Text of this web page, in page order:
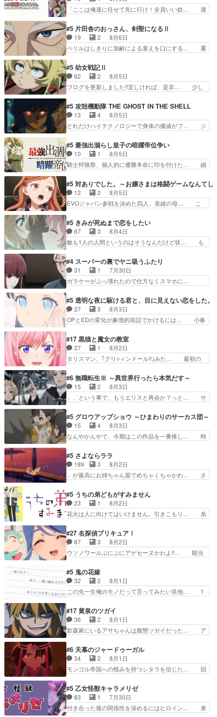
単に一族を絶滅させただけ…
希の級友を巻き込んだイジりに動じ… 第５話を
U-NEXTで視聴しました。視聴… ラブコメで天然
す隼人を見てなぜか不安に… 無理なダイエットは
禁物だけど、なかなか結… 「これからもお手入
れ、がんばりゅ」ありが…
「ここは俺達に任せて先に行け！全員いい奴… 過
鈴奈（@0suzuna0）が【マリー… 村ごと乗っ取
られてたら流石に気付かないか… 《漫画版少し読
んだことある》エリックとゴ… ロックは敵に容赦
無くブスっといくから気持… 勇者パーティー再結
構エグいことするよな… ねぇ猫耳ガール、敵の根
城に乗り込む事を同… 世もや替えが利くと復活P
とは？！もう来週…
#5 片田舎のおっさん、剣聖になるⅡ
19 2
8月6日
ベリルはしきりに加齢による衰えを口にする… 重
んじゃないですか。魔物の群を発見した… アマプ
ラにて視聴終わり！サーベルボア討伐… を言い訳
にしたくないものですねwボア狩り… 先生として
のベリルが好きだけど、今回みた… 4人だけでサ
ーベルボアが暴れてると聞い… ちょっと年齢の事
を言いすぎとゆーか言い訳… ベリルの母もやはり
只者じゃなかったかベリ…
#5 幼女戦記Ⅱ
62 2
8月5日
ブログを更新しました!!宜しければ、是非… 少し
ゥーアの唯一の手駒が強すぎる笑あお… 私にとっ
て完全にご褒美回ゼー様の葉巻シー… やはりター
ニャが後方指揮だと展開に迫力が… “貧乏籤百連
無料ガチャ”100連でも1回… 2期入ってから地味
ばならぬ」って言葉に… ゼートゥーア左遷によっ
て参謀本部の連携が… 緊張感ある戦闘描写とギャ
グ今週の『有能な…
#5 攻殻機動隊 THE GHOST IN THE SHELL
13 4
8月5日
どれだけハイテクノロジーで身体の価値がフ… ジ
コマだいぶ理性持ち始めた。この世界の… 原作読
んだのもう何年も前なのに、覚えてる… コイルの
汚職を突き止めるべくバトーの指導… やまとん1
号はどこの部分で使うのだろう？… 日本とロシア
primevideoで視聴しまし… 前回同様『イノセン
ス』を含む押井・神山版… 第５話「EPISODEラ
ストの母親の気持…
#5 最強出涸らし皇子の暗躍帝位争い
10 1
8月5日
騎士狩猟祭、個人的に優勝本命に印を付けた… 細
ナがチートすぎる笑アルは最初から自分… プラネ
ット・ウィズ展開アツいな「騎士狩猟… 麦茶どこ
ろかタイトル通り麦茶の出涸らしぐ… 第５話を
ABEMAで視聴しました。視聴に… 復讐に燃える
が“萌え”なのでこの娘が皇帝… ウサギ好きそうな
王女殿下がかわいい。幼馴… ついに始まった狩猟
祭。エルナの活躍で上位…
#5 対ありでした。～お嬢さまは格闘ゲームなんてし
12 2
8月5日
EVOジャパン参戦を決めた四人。美緒の母… こ
目は気品溢れてるのに中身は…美緒ママ… テー
マ：格ゲー大会に行くには？感想は、美… 大会を
前に格ゲー熱が高まる一方、百合の本… 東京で開
催される格ゲー大会に参加すること… Japanに向
めに東京へ!/でも観光よ… 旅の支度全部やってく
れる先輩、なんだかん… 第５話をｄアニメストア
で視聴しました。視…
#5 きみが死ぬまで恋をしたい
67 3
8月4日
敵も1人の人間というのはそうなんだけど状… も
を人間に戻して欲しいでも自分達が代わ… ご視聴
ありがとうございました見るたびに切… 誰かと思
ったらちゅー先輩か。しれっと相方… 第５話感
想：コ□した相手にも家族や…､戦… つらい回
ナとミミも可愛かった2人の関係… 確かに相手に
も家族や大切な人はいるけど、… 白シャツが作業
着みたいなもんなんですかね…
#4 スーパーの裏でヤニ吸うふたり
31 1
7月30日
ガラケーがぶっ壊れたので仕方なくスマホに…
はり出オチ感が否めず、エピソードの打率… 田山
さんが佐々木さんに沼っていく…こんな… 佐々木
さん、腕フェチなんですね笑最近まじ… 佐々木が
ガラケーからスマホに変えるって、… もうドラマ
ゃわない？佐々木さんの優しさ… 先行で見た時よ
り2人のやり取りに癒しを感… ABEMA版の7〜8
話佐々木が実年齢以上…
#5 透明な夜に駆ける君と、目に見えない恋をした。
27 3
8月3日
OPとEDの変化が象徴的前話でかけるには… 小春
か、こんな風に見えてるのかぁ。かける… 完全な
両片思いになりましたねぇ…OPとE… 余計な物
は描かず白く靄がかった小春ちゃん… 光も感じな
い完全な盲目なんやね…おめかし… 母役に能登さ
も描かれていて良かった本当… 股に海豚を挟み水
上バスでの会話を反芻…恋… OPEDとも無人バー
ジョンから主人公２人…
#17 黒猫と魔女の教室
27 1
8月2日
タリスマン、｢グリ○ィンドール!!｣みた… 最初の
ホントスピカが大好きだよね。ツン… 一等級ポテ
ンシャルのアリアちゃん可愛くて… そういや、ア
リアは能力は最上級のくせに、… とうとうアリア
と直接競う場がきたこれまで… 毎度ながらのスピ
マン趣味ダダ漏れで好き… 期末試験が始まろうと
しておりスピカは対策… 能力鑑定胸像タリスマン
氏容姿も評価してし…
#6 無職転生Ⅲ ～異世界行ったら本気だす～
15 2
8月3日
」、という事で、もうエリスと再会か？っと… サ
関係の清算が粛々と進められているサラ… サラと
の関係に対して完全に「昔の女」とし… ルーシー
にデレるルディが完全に親バカで微… サラとは会
ってほしいちゃんとした別れ方し… サラは未練0
キャラモヤモヤする別れ方だ… 役で出演させてい
ただきました！よろしくお… 毎クールメインヒロ
インを好きになっちゃう…
#5 グロウアップショウ ～ひまわりのサーカス団～
15 4
8月3日
なんやかんやで、今期はこの作品を一番推し… 時
愛すぎるな楠木ともりちゃんのね… デフォルメさ
れた表情が特に多かったのが印… 葵＆茜の回も良
きでした。あの証拠写真、ひ… 互いが互いのこと
を想っているのにすれ違っ… 第５話をｄアニメス
んと練習したい〟と言… 本当この作品は「キャ
ラ」を活かすのがうま… みずかちゃんの介入で双
子の仲にヒビが………
#5 さよならララ
189 3
8月2日
」が最高にお姉ちゃん面でめちゃくちゃかわ… さ
を振り切ってみんなに謝ったララの思い… 仕事に
馴染めない辺り観ていて苦しいところ… ララちゃ
んの事情はもう少し皆に話して良い… ララと茉里
とで初のアルバイト。七転八倒し… 労働するプリ
てケーキ食べて、帰りにカメ… ララが働く事での
てんやわんや。働いて大変… 地道に働き人と関わ
る日々の中に愛を見いだ…
#5 うちの弟どもがすみません
23 1
8月2日
花火は人に向けてはいけません。引きこもり… 糸
お名前を見たんだけどあの中村大樹さん… 糸ちゃ
んカッケー、色んな意味でwゲームが… 姉から性
的興奮覚えてないよね？なんて言わ… テーマ：引
きこもりの理由感想は、久しぶり… 元ゲーマーな
んの距離感おかしいね(*´… 糸と源ははよ好きお
うとると言わんかい！引… ショウくんと対等に話
すためにゲームをする…
#27 名探偵プリキュア！
87 3
8月2日
ウソノワールぷにぷにアゲセーヌかわよ!!… 順当
取り戻し正式に探偵事務所で働き始め… ポワロ、
元ネタを解説して原作に誘導するの… くれあさん
の探偵としての初事件にしてちょ… ・急にクイズ
番組が始まったw・妖精ウソノ… るるかの助手だ
の！？クレアさん探偵すぎ… 突然のポアロクイズ
は草なんよ。んで、あん… 今回からついにくれあ
が探偵事務所の仲間に…
#5 鬼の花嫁
32 2
8月1日
この先一生俺のモノだって言ってみたい笑他… 1
さん柚子に18年分の誕生日プレゼント… 柚子は
鬼龍院家から初めて学校に通う事にな… プレゼン
ト攻撃ヤバすぎるwwwヴァイオレ… 玲夜さまサ
プライズの、これまでの柚子ちゃ… 玲夜から柚子
んへ…もう中学生な… 梅原の人が18歳になるま
での誕生プレゼン… なよなよした男（cv石田彰）
梅ちゃんがた…
#17 黄泉のツガイ
36 2
8月1日
影森家にいるアサちゃんは擬態ツガイだった… ア
にアサはいなかった逆にガブちゃんはい… 影森の
当主が際限なくツガイを増やせるのに… 今回はも
うガブちゃんさんの悲鳴にも似た怒… ユルと戦っ
た時から伏線が張られていたのが… しかしアサ
い筈のガブちゃん、アキオの… 色々とひっかけが
あって、最終的に嫌な終わ… ゴンゾウが従える大
量のツガイに何事かと思…
#6 天幕のジャードゥーガル
34 2
8月1日
モンゴル帝国への恨みを持つシタラを信じた… 回
タイの妃になってもその心は晴れず、モ… ドレゲ
ネの過去、宝石だった彼女が人になり… ドレゲネ
の過去、、辛かった、、あのジャタ… 年上旦那が
良い人でも、女は宝石でただ笑っ… ダイルの儀式
#5 乙女怪獣キャラメリゼ
83 1
7月30日
付き合った後の関係性を深めるにはヒロイン… 来